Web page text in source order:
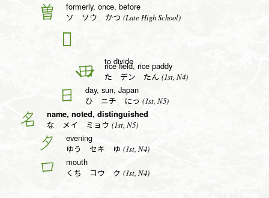
曽 formerly, once, before
ソ ソウ かつ (Late High School)
𬎿
to divide
田 rice field, rice paddy
た デン たん (1st, N4)
日 day, sun, Japan
ひ ニチ にっ (1st, N5)
名 name, noted, distinguished
な メイ ミョウ (1st, N5)
夕 evening
ゆう セキ ゆ (1st, N4)
口 mouth
くち コウ ク (1st, N4)